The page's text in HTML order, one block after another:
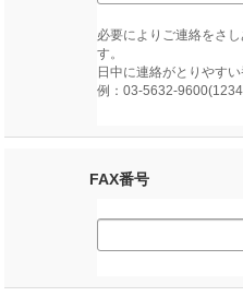
必要によりご連絡をさ
す。
日中に連絡がとりやす
例：03-5632-
FAX番号